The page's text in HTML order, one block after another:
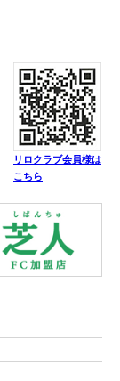
リロクラブ会員様は
こちら